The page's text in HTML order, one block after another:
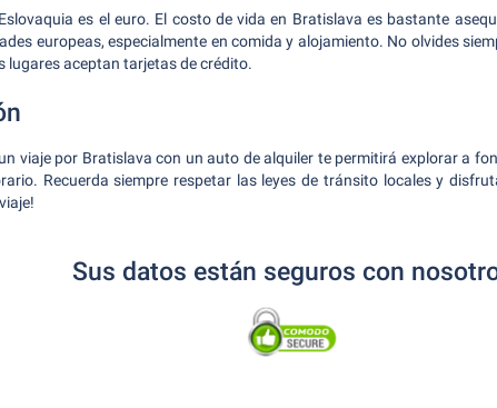
es el euro. El costo de vida en Bratislava es bastante
europeas, especialmente en comida y alojamiento. No olvides
lugares aceptan tarjetas de crédito.
viaje por Bratislava con un auto de alquiler te permitirá explorar a
Recuerda siempre respetar las leyes de tránsito locales y
Sus datos están seguros con